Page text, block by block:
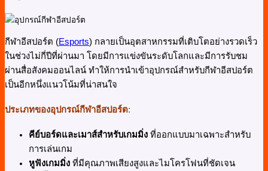
กีฬาอีสปอร์ต (Esports) กลายเป็นอุตสาหกรรมที่เติบโตอย่างรวดเร็ว
ในช่วงไม่กี่ปีที่ผ่านมา โดยมีการแข่งขันระดับโลกและมีการรับชม
ผ่านสื่อสังคมออนไลน์ ทำให้การนำเข้าอุปกรณ์สำหรับกีฬาอีสปอร์ต
เป็นอีกหนึ่งแนวโน้มที่น่าสนใจ
ประเภทของอุปกรณ์กีฬาอีสปอร์ต:
คีย์บอร์ดและเมาส์สำหรับเกมมิ่ง ที่ออกแบบมาเฉพาะสำหรับ
การเล่นเกม
หูฟังเกมมิ่ง ที่มีคุณภาพเสียงสูงและไมโครโฟนที่ชัดเจน